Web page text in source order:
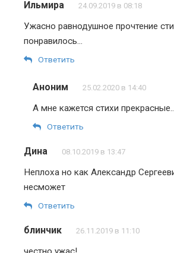
Ильмира 24.09.2019 в 08:18
Ужасно равнодушное прочтение
понравилось…
Ответить
Аноним 25.02.2020 в 14:40
А мне кажется стихи прекрасные…
Ответить
Дина 08.10.2019 в 13:47
Неплоха но как Александр
несможет
Ответить
блинчик 26.11.2019 в 11:10